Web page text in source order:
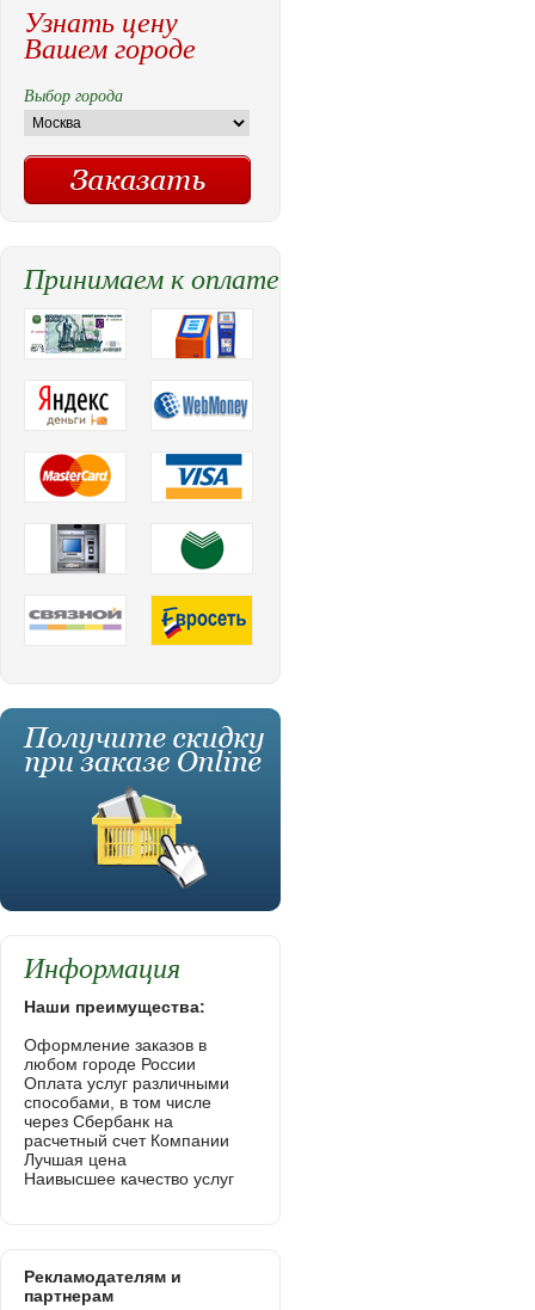
Узнать цену
Вашем городе
Выбор города
Принимаем к оплате
Информация
Наши преимущества:
Оформление заказов в
любом городе России
Оплата услуг различными
способами, в том числе
через Сбербанк на
расчетный счет Компании
Лучшая цена
Наивысшее качество услуг
Рекламодателям и
партнерам